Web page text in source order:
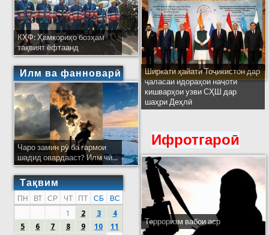
КҲФ: Ҳамкориҳо бозҳам
тақвият ёфтаанд
Илм ва фанноварӣ
Чаро замин рӯ ба гармои
шадид овардааст? Илм чӣ...
Тақвим
ПН ВТ СР ЧТ ПТ СБ
ВС
1
2 3
4
5
6 7 8 9 10
11
Ширкати ҳайати Тоҷикистон дар
ҷаласаи идораҳои наҷоти
кишварҳои узви СҲШ дар
шаҳри Деҳлӣ
Ифротгароӣ
Терроризм вабои аср